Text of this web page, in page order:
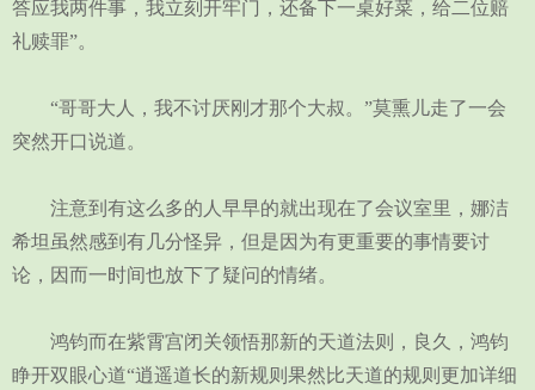
答应我两件事，我立刻开牢门，还备下一桌好菜，给二位赔
礼赎罪”。
“哥哥大人，我不讨厌刚才那个大叔。”莫熏儿走了一会
突然开口说道。
注意到有这么多的人早早的就出现在了会议室里，娜洁
希坦虽然感到有几分怪异，但是因为有更重要的事情要讨
论，因而一时间也放下了疑问的情绪。
鸿钧而在紫霄宫闭关领悟那新的天道法则，良久，鸿钧
睁开双眼心道“逍遥道长的新规则果然比天道的规则更加详细